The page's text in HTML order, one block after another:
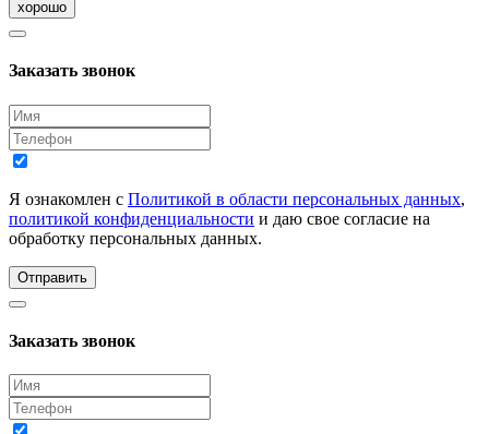
хорошо
Заказать звонок
Я ознакомлен с Политикой в области персональных данных,
политикой конфиденциальности и даю свое согласие на
обработку персональных данных.
Отправить
Заказать звонок